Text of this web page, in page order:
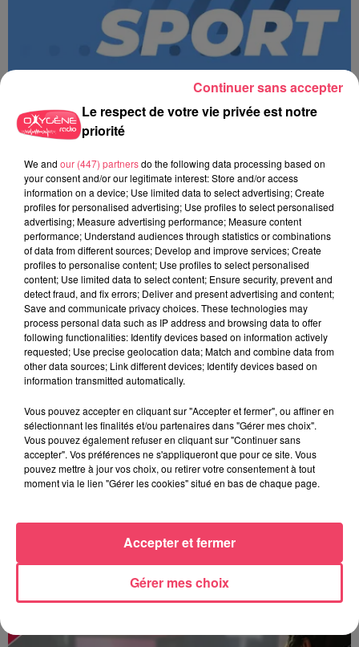
MAGSPORT MATIN 49 08/08/26
MAGSPORT SOIR 49 07/08/26
Le respect de votre vie privée est notre
priorité
We and our (447) partnersdo the following data processing based on
your consent and/or our legitimate interest: Store and/or access
information on a device; Use limited data to select advertising; Create
profiles for personalised advertising; Use profiles to select personalised
advertising; Measure advertising performance; Measure content
performance; Understand audiences through statistics or combinations
of data from different sources; Develop and improve services; Create
profiles to personalise content; Use profiles to select personalised
content; Use limited data to select content; Ensure security, prevent and
detect fraud, and fix errors; Deliver and present advertising and content;
Save and communicate privacy choices. These technologies may
process personal data such as IP address and browsing data to offer
following functionalities: Identify devices based on information actively
requested; Use precise geolocation data; Match and combine data from
other data sources; Link different devices; Identify devices based on
information transmitted automatically.
Vous pouvez accepter en cliquant sur "Accepter et fermer", ou affiner en
sélectionnant les finalités et/ou partenaires dans "Gérer mes choix".
Vous pouvez également refuser en cliquant sur "Continuer sans
accepter". Vos préférences ne s'appliqueront que pour ce site. Vous
pouvez mettre à jour vos choix, ou retirer votre consentement à tout
moment via le lien "Gérer les cookies" situé en bas de chaque page.
Gérer mes choix
Accepter et fermer
Continuer sans accepter